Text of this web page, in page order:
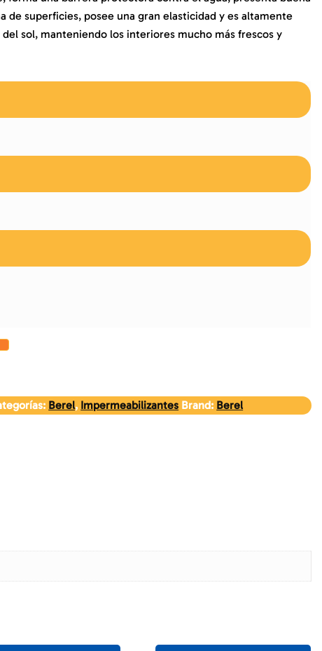
de superficies, posee una gran elasticidad y es altamente
sol, manteniendo los interiores mucho más frescos y
Berel, Impermeabilizantes Brand: Berel